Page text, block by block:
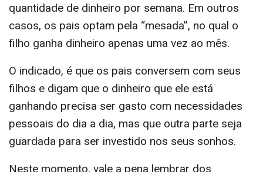
quantidade de dinheiro por semana. Em outros
casos, os pais optam pela “mesada”, no qual o
filho ganha dinheiro apenas uma vez ao mês.
O indicado, é que os pais conversem com seus
filhos e digam que o dinheiro que ele está
ganhando precisa ser gasto com necessidades
pessoais do dia a dia, mas que outra parte seja
guardada para ser investido nos seus sonhos.
Neste momento, vale a pena lembrar dos